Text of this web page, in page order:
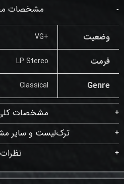
مشخصات
وضعیت +VG
فرمت LP Stereo
Genre
Classical
مشخصات
ترک‌لیست و سایر
نظرات